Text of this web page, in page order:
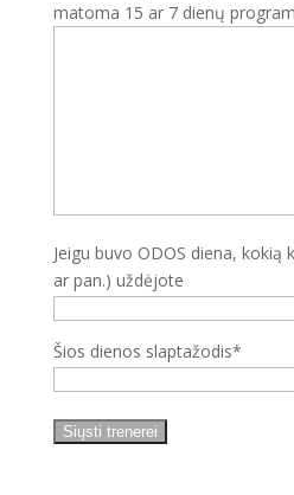
matoma 15 ar 7 dienų
Jeigu buvo ODOS diena, kokią
ar pan.) uždėjote
Šios dienos slaptažodis*